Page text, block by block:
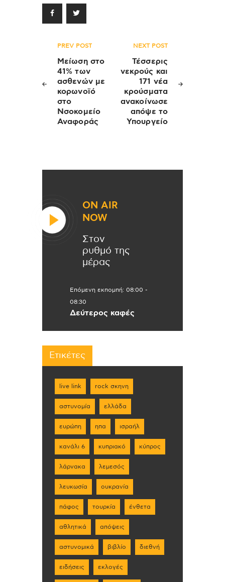
Πλοήγηση
άρθρων
PREV POST
Μείωση στο
41% των
ασθενών με
κορωνοϊό
στο
Νσοκομείο
Αναφοράς
NEXT POST
Τέσσερις
νεκρούς και
171 νέα
κρούσματα
ανακοίνωσε
απόψε το
Υπουργείο
ON AIR
NOW
Στον
ρυθμό της
μέρας
Επόμενη εκπομπή: 08:00 -
08:30
Δεύτερος καφές
Ετικέτες
live link rock σκηνη
αστυνομία ελλάδα
ευρώπη ηπα ισραήλ
κανάλι 6 κυπριακό κύπρος
λάρνακα λεμεσός
λευκωσία ουκρανία
πάφος τουρκία ένθετα
αθλητικά απόψεις
αστυνομικά βιβλίο διεθνή
ειδήσεις εκλογές